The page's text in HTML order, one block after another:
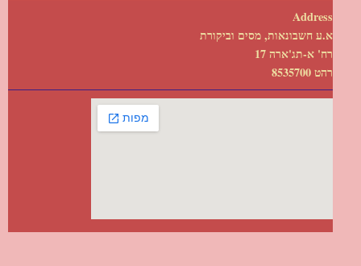
Address
א.ע חשבונאות, מסים וביקורת
רח' א-תג'ארה 17
רהט 8535700